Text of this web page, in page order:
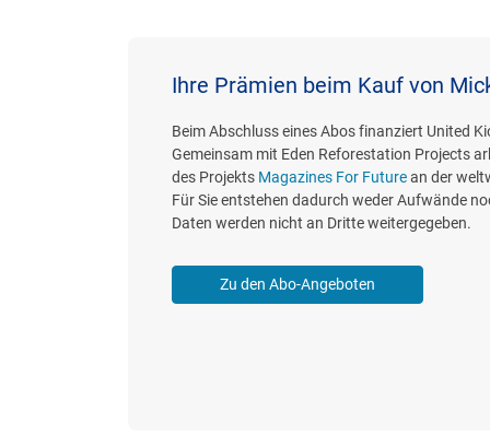
Ihre Prämien beim Kauf von
Beim Abschluss eines Abos finanziert United
Gemeinsam mit Eden Reforestation Projects
des Projekts Magazines For Futurean der
Für Sie entstehen dadurch weder Aufwände
Daten werden nicht an Dritte weitergegeben.
Zu den Abo-Angeboten